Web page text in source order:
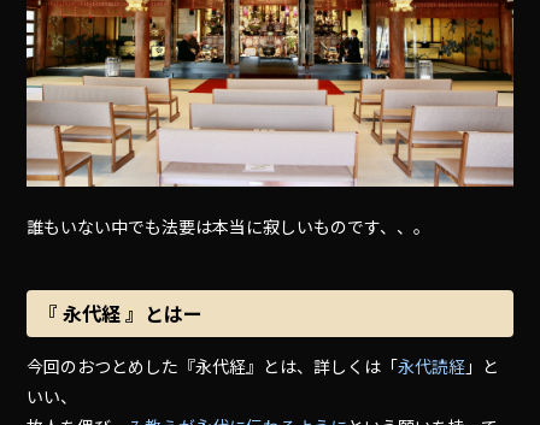
誰もいない中でも法要は本当に寂しいものです、、。
『 永代経 』とはー
今回のおつとめした『永代経』とは、詳しくは「永代読経 」と
いい、